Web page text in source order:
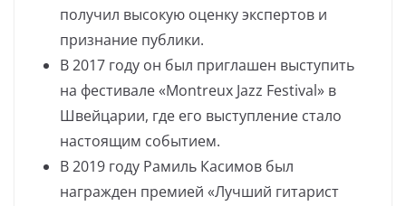
получил высокую оценку экспертов и
признание публики.
В 2017 году он был приглашен выступить
на фестивале «Montreux Jazz Festival» в
Швейцарии, где его выступление стало
настоящим событием.
В 2019 году Рамиль Касимов был
награжден премией «Лучший гитарист